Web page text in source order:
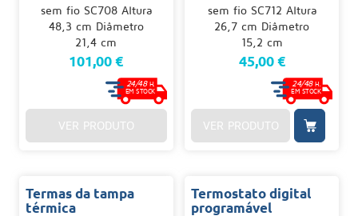
101,00 €
24/48 H.
EM STOCK
VER PRODUTO
45,00 €
24/48H.
EM STOCK
VER PRODUTO
Termas da tampa
térmica
Termostato digital
programável